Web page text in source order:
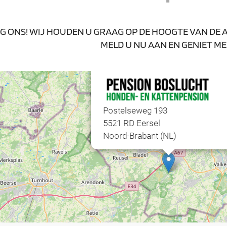
ONS! WIJ HOUDEN U GRAAG OP DE HOOGTE VAN
MELD U NU AAN EN GENIET
Postelseweg 193
5521 RD Eersel
Noord-Brabant (NL)